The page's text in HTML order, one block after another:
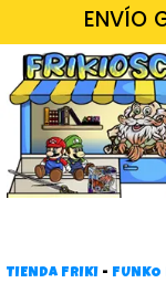
ENVÍO
TIENDA FRIKI - FUNKO